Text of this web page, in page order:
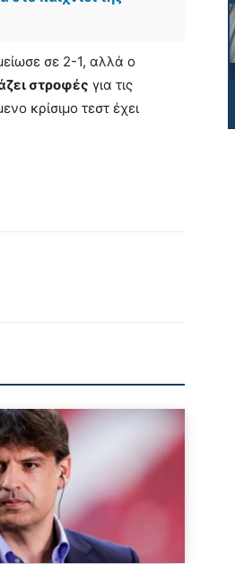
σε 2-1, αλλά ο
στροφές για τις
κρίσιμο τεστ έχει